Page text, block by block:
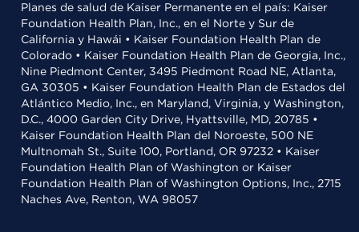
Planes de salud de Kaiser Permanente en el país: Kaiser
Foundation Health Plan, Inc., en el Norte y Sur de
California y Hawái • Kaiser Foundation Health Plan de
Colorado • Kaiser Foundation Health Plan de Georgia, Inc.,
Nine Piedmont Center, 3495 Piedmont Road NE, Atlanta,
GA 30305 • Kaiser Foundation Health Plan de Estados del
Atlántico Medio, Inc., en Maryland, Virginia, y Washington,
D.C., 4000 Garden City Drive, Hyattsville, MD, 20785 •
Kaiser Foundation Health Plan del Noroeste, 500 NE
Multnomah St., Suite 100, Portland, OR 97232 • Kaiser
Foundation Health Plan of Washington or Kaiser
Foundation Health Plan of Washington Options, Inc., 2715
Naches Ave, Renton, WA 98057